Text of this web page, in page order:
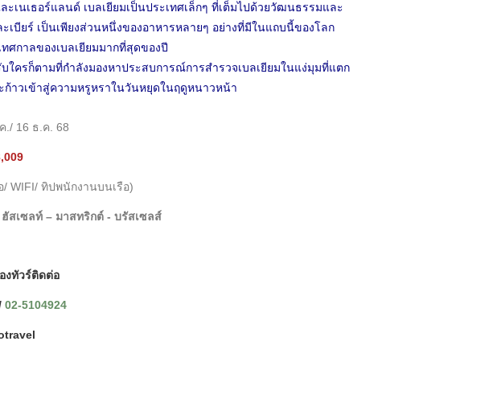
ะเนเธอร์แลนด์ เบลเยียมเป็นประเทศเล็กๆ ที่เต็มไปด้วยวัฒนธรรมและ
บียร์ เป็นเพียงส่วนหนึ่งของอาหารหลายๆ อย่างที่มีในแถบนี้ของโลก
กาลของเบลเยียมมากที่สุดของปี
ครก็ตามที่กำลังมองหาประสบการณ์การสำรวจเบลเยียมในแง่มุมที่แตก
าวเข้าสู่ความหรูหราในวันหยุดในฤดูหนาวหน้า
./ 16 ธ.ค. 68
WIFI/ ทิปพนักงานบนเรือ)
เซลท์ – มาสทริกต์ - บรัสเซลส์
งทัวร์ติดต่อ
02-5104924